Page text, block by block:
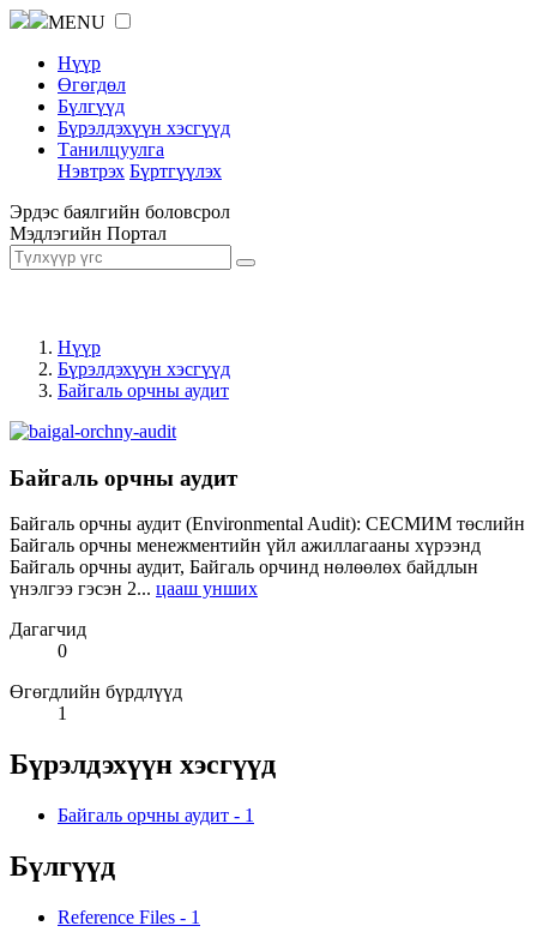
MENU
Нүүр
Өгөгдөл
Бүлгүүд
Бүрэлдэхүүн хэсгүүд
Танилцуулга
Нэвтрэх Бүртгүүлэх
Эрдэс баялгийн боловсрол
Мэдлэгийн Портал
Нүүр
Бүрэлдэхүүн хэсгүүд
Байгаль орчны аудит
Байгаль орчны аудит
Байгаль орчны аудит (Environmental Audit): СЕСМИМ төслийн
Байгаль орчны менежментийн үйл ажиллагааны хүрээнд
Байгаль орчны аудит, Байгаль орчинд нөлөөлөх байдлын
үнэлгээ гэсэн 2... цааш унших
Дагагчид
0
Өгөгдлийн бүрдлүүд
1
Бүрэлдэхүүн хэсгүүд
Байгаль орчны аудит - 1
Бүлгүүд
Reference Files - 1